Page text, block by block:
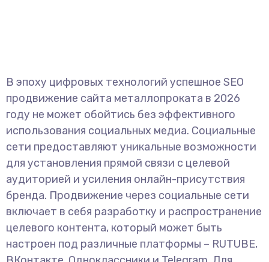
В эпоху цифровых технологий успешное SEO
продвижение сайта металлопроката в 2026
году не может обойтись без эффективного
использования социальных медиа. Социальные
сети предоставляют уникальные возможности
для установления прямой связи с целевой
аудиторией и усиления онлайн-присутствия
бренда. Продвижение через социальные сети
включает в себя разработку и распространение
целевого контента, который может быть
настроен под различные платформы – RUTUBE,